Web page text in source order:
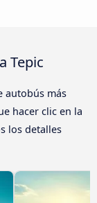
Tepic
autobús más
hacer clic en la
los detalles